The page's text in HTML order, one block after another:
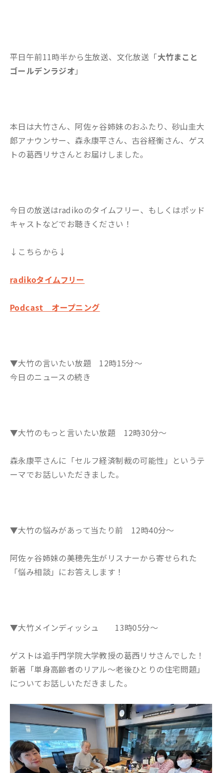
平日午前11時半から生放送、文化放送「大竹まこと
ゴールデンラジオ 」
本日は大竹さん、阿佐ヶ谷姉妹のおふたり、砂山圭大
郎アナウンサー、森永康平さん、古谷経衡さん、ゲス
トの葛西リサさんとお届けしました。
今日の放送はradikoのタイムフリー、もしくはポッド
キャストなどでお聴きください！
↓こちらから↓
radikoタイムフリー
Podcast オープニング
▼大竹の言いたい放題 12時15分～
今日のニュースの続き
▼大竹のもっと言いたい放題 12時30分～
森永康平さんに「セルフ経済制裁の可能性」というテ
ーマでお話しいただきました。
▼大竹の悩みがあって当たり前 12時40分～
阿佐ヶ谷姉妹の美穂先生がリスナーから寄せられた
「悩み相談」にお答えします！
▼大竹メインディッシュ 13時05分～
ゲストは追手門学院大学教授の葛西リサさんでした！
新著「単身高齢者のリアル～老後ひとりの住宅問題」
についてお話しいただきました。